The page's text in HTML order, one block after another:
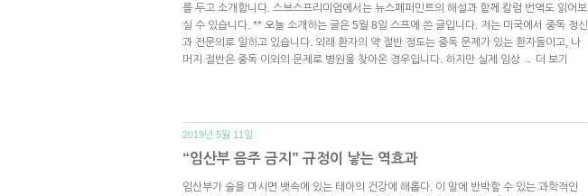
를 두고 소개합니다. 스브스프리미엄에서는 뉴스페퍼민트의 해설과 함께 칼럼 번역도 읽어보
실 수 있습니다. ** 오늘 소개하는 글은 5월 8일 스프에 쓴 글입니다. 저는 미국에서 중독 정신
과 전문의로 일하고 있습니다. 외래 환자의 약 절반 정도는 중독 문제가 있는 환자들이고, 나
머지 절반은 중독 이외의 문제로 병원을 찾아온 경우입니다. 하지만 실제 임상 → 더 보기
2019년 5월 11일.
“임산부 음주 금지” 규정이 낳는 역효과
임산부가 술을 마시면 뱃속에 있는 태아의 건강에 해롭다. 이 말에 반박할 수 있는 과학적인